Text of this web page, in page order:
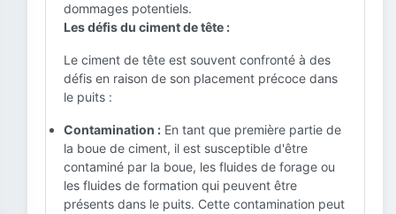
dommages potentiels.
Les défis du ciment de tête :
Le ciment de tête est souvent confronté à des
défis en raison de son placement précoce dans
le puits :
Contamination : En tant que première partie de
la boue de ciment, il est susceptible d'être
contaminé par la boue, les fluides de forage ou
les fluides de formation qui peuvent être
présents dans le puits. Cette contamination peut